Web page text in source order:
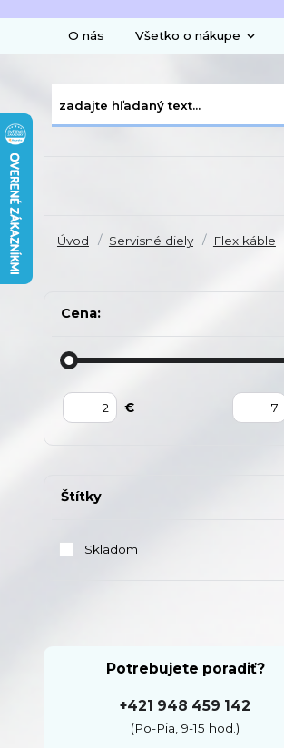
O nás Všetko o nákupe
Úvod Servisné diely Flex káble
Cena:
€
Štítky
Skladom
Potrebujete poradiť?
+421 948 459 142
(Po-Pia, 9-15 hod.)